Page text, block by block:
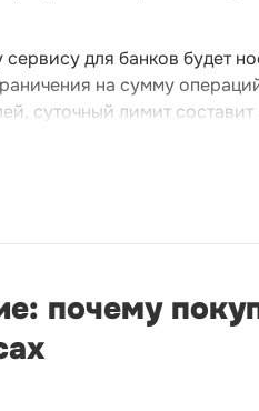
для банков будет
на сумму
суточный лимит
почему